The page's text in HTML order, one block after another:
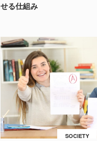
せる仕組み
SOCIETY